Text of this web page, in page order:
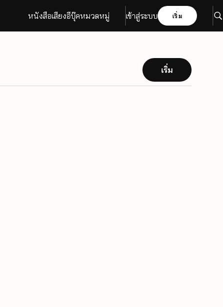
หนังสือเสียงอีบุ๊คหมวดหมู่ เข้าสู่ระบบ เริ่ม
เริ่ม